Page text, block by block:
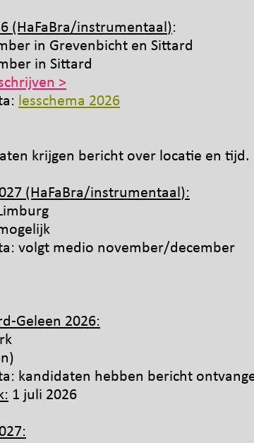
(HaFaBra/instrumentaal):
in Grevenbicht en Sittard
in Sittard
>
lesschema 2026
krijgen bericht over locatie en tijd.
(HaFaBra/instrumentaal):
volgt medio november/december
Geleen 2026:
kandidaten hebben bericht
1 juli 2026